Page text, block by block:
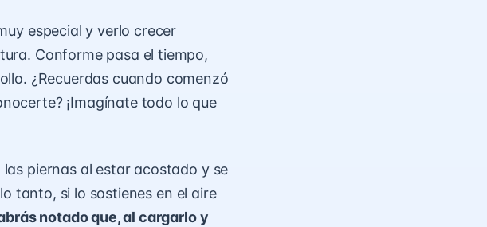
especial y verlo crecer
Conforme pasa el tiempo,
¿Recuerdas cuando comenzó
¡Imagínate todo lo que
piernas al estar acostado y se
tanto, si lo sostienes en el aire
notado que, al cargarlo y